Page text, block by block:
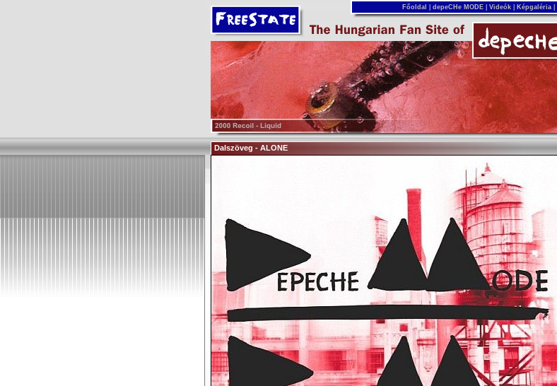
Főoldal depeCHe MODE Videók Képgaléria
Dalszöveg - ALONE